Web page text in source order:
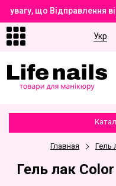
увагу, що Відправлення
Укр
Главная Гель
Гель лак